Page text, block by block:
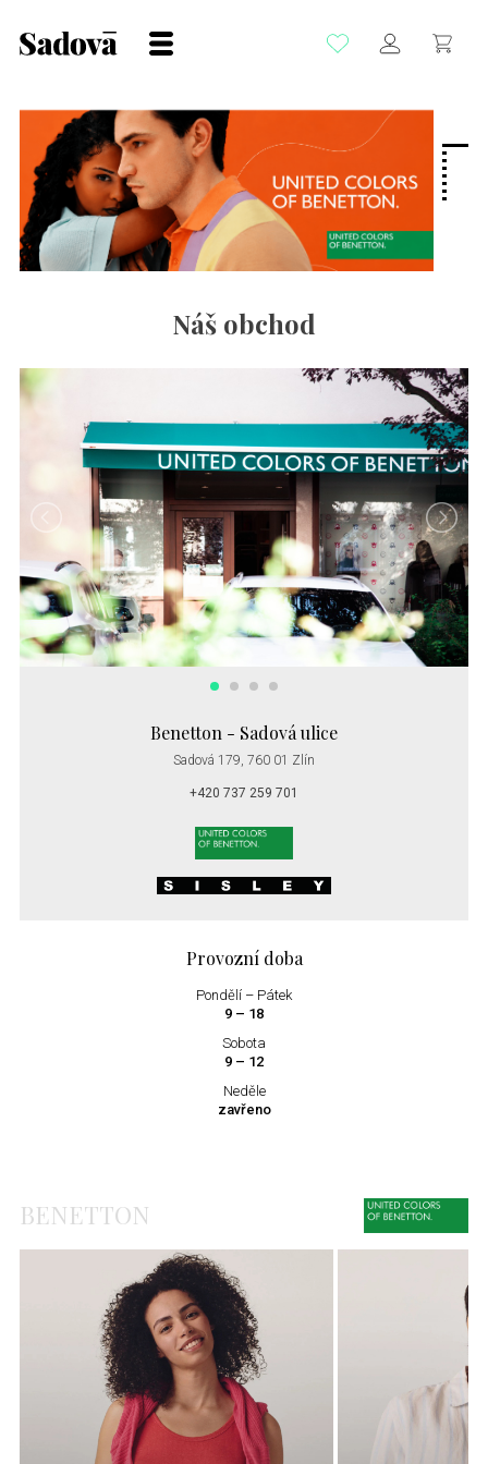
Náš obchod
Benetton - Sadová ulice
Sadová 179, 760 01 Zlín
+420 737 259 701
Provozní doba
Pondělí – Pátek
9 – 18
Sobota
9 – 12
Neděle
zavřeno
BENETTON